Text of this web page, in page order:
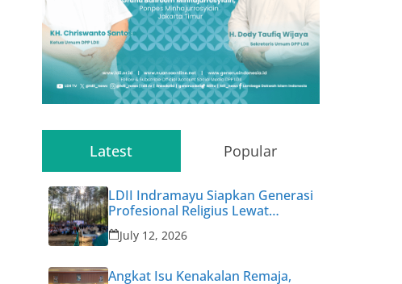
Latest Popular
LDII Indramayu Siapkan Generasi
Profesional Religius Lewat
Permata CAI ke-47
July 12, 2026
Angkat Isu Kenakalan Remaja,